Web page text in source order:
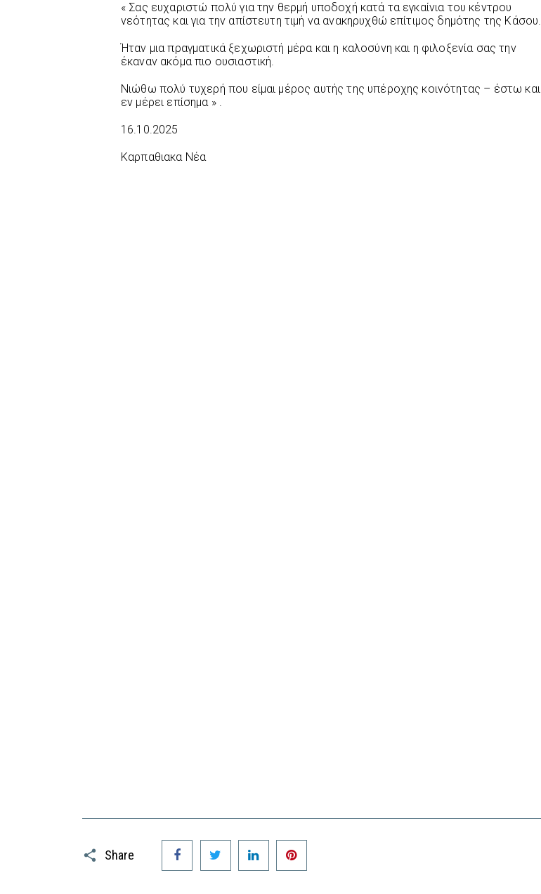
« Σας ευχαριστώ πολύ για την θερμή υποδοχή κατά τα εγκαίνια του κέντρου
νεότητας και για την απίστευτη τιμή να ανακηρυχθώ επίτιμος δημότης της Κάσου.
Ήταν μια πραγματικά ξεχωριστή μέρα και η καλοσύνη και η φιλοξενία σας την
έκαναν ακόμα πιο ουσιαστική.
Νιώθω πολύ τυχερή που είμαι μέρος αυτής της υπέροχης κοινότητας – έστω και
εν μέρει επίσημα » .
16.10.2025
Καρπαθιακα Νέα
Share
Facebook Twitter LinkedIn